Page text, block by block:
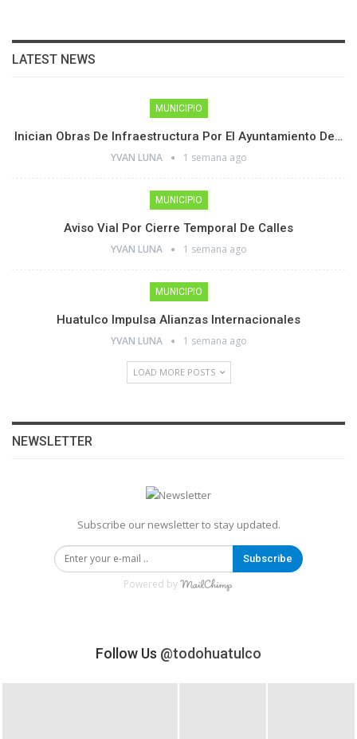
LATEST NEWS
MUNICIPIO
Inician Obras De Infraestructura Por El Ayuntamiento De…
YVAN LUNA 1 semana ago
MUNICIPIO
Aviso Vial Por Cierre Temporal De Calles
YVAN LUNA 1 semana ago
MUNICIPIO
Huatulco Impulsa Alianzas Internacionales
YVAN LUNA 1 semana ago
LOAD MORE POSTS
NEWSLETTER
Subscribe our newsletter to stay updated.
Subscribe
Powered by
Follow Us @todohuatulco